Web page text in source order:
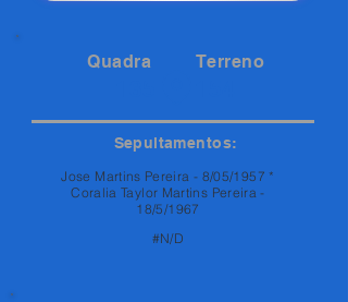
Quadra Terreno
Sepultamentos:
Jose Martins Pereira - 8/05/1957 *
Coralia Taylor Martins Pereira -
18/5/1967
#N/D